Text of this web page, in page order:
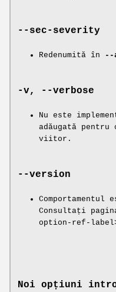
--sec-severity
Redenumită în --
-v, --verbose
Nu este
adăugată
viitor.
--version
Consultați
option-ref-
Noi opțiuni